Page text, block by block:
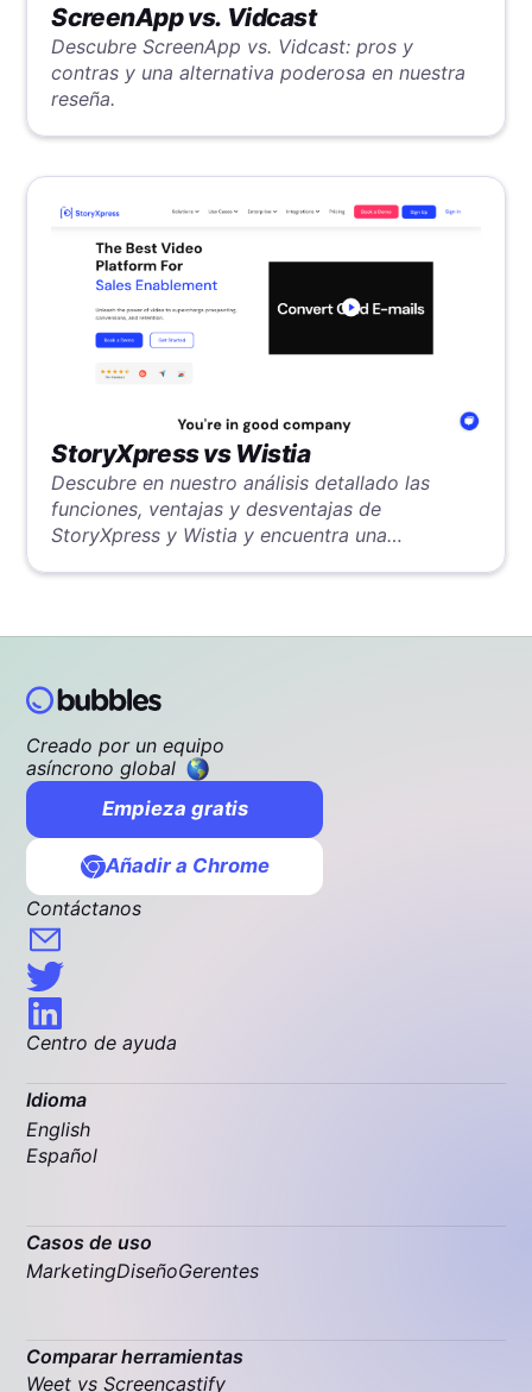
ScreenApp vs. Vidcast
Descubre ScreenApp vs. Vidcast: pros y
contras y una alternativa poderosa en nuestra
reseña.
StoryXpress vs Wistia
Descubre en nuestro análisis detallado las
funciones, ventajas y desventajas de
StoryXpress y Wistia y encuentra una
Creado por un equipo
asíncrono global
Empieza gratis
Añadir a Chrome
Contáctanos
Centro de ayuda
Idioma
English
Español
Casos de uso
MarketingDiseñoGerentes
Comparar herramientas
Weet vs Screencastify